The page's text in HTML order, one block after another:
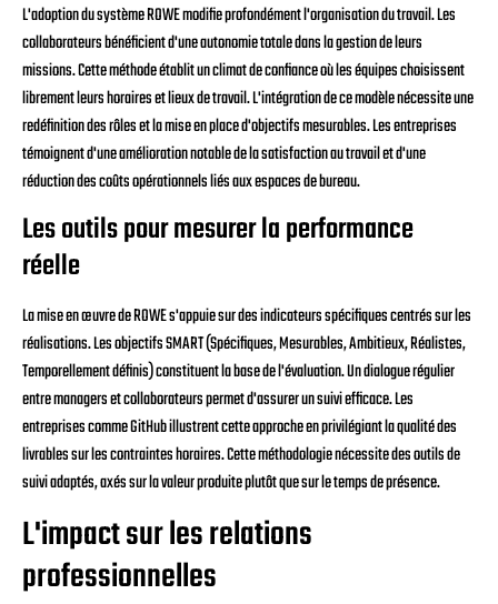
L'adoption du système ROWE modifie profondément l'organisation du travail. Les
collaborateurs bénéficient d'une autonomie totale dans la gestion de leurs
missions. Cette méthode établit un climat de confiance où les équipes choisissent
librement leurs horaires et lieux de travail. L'intégration de ce modèle nécessite une
redéfinition des rôles et la mise en place d'objectifs mesurables. Les entreprises
témoignent d'une amélioration notable de la satisfaction au travail et d'une
réduction des coûts opérationnels liés aux espaces de bureau.
Les outils pour mesurer la performance
réelle
La mise en œuvre de ROWE s'appuie sur des indicateurs spécifiques centrés sur les
réalisations. Les objectifs SMART (Spécifiques, Mesurables, Ambitieux, Réalistes,
Temporellement définis) constituent la base de l'évaluation. Un dialogue régulier
entre managers et collaborateurs permet d'assurer un suivi efficace. Les
entreprises comme GitHub illustrent cette approche en privilégiant la qualité des
livrables sur les contraintes horaires. Cette méthodologie nécessite des outils de
suivi adaptés, axés sur la valeur produite plutôt que sur le temps de présence.
L'impact sur les relations
professionnelles